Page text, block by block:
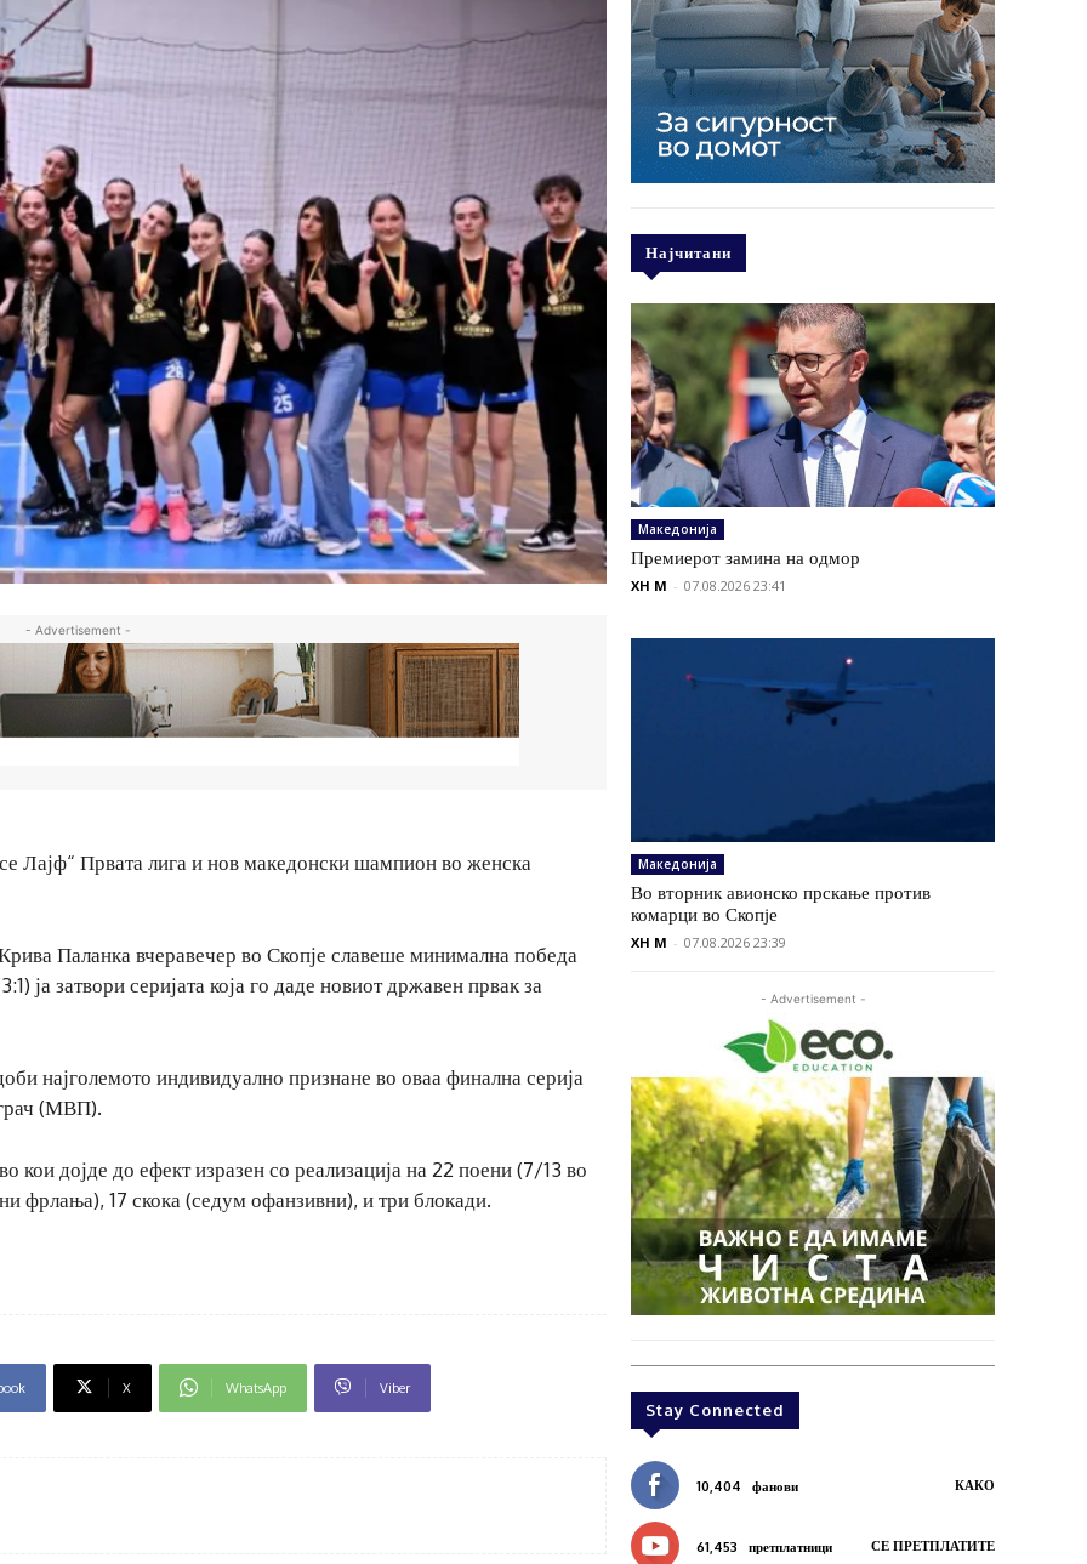
- Advertisement -
Лајф“ Првата лига и нов македонски шампион во женска
Паланка вчеравечер во Скопје славеше минимална победа
ја затвори серијата која го даде новиот државен првак за
најголемото индивидуално признане во оваа финална серија
(МВП).
кои дојде до ефект изразен со реализација на 22 поени (7/13 во
фрлања), 17 скока (седум офанзивни), и три блокади.
X WhatsApp Viber
Најчитани
Македонија
Премиерот замина на одмор
XH M - 07.08.2026 23:41
Македонија
Во вторник авионско прскање против
комарци во Скопје
XH M - 07.08.2026 23:39
- Advertisement -
Stay Connected
10,404 фанови КАКО
61,453 претплатници СЕ ПРЕТПЛАТИТЕ